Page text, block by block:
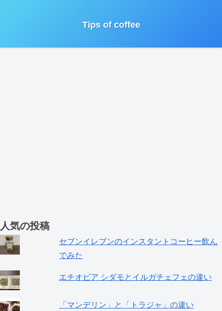
Tips of coffee
人気の投稿
セブンイレブンのインスタントコーヒー飲ん
でみた
エチオピア シダモとイルガチェフェの違い
「マンデリン」と「トラジャ」の違い